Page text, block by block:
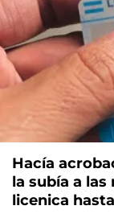
Hacía
la subía a las
licenica